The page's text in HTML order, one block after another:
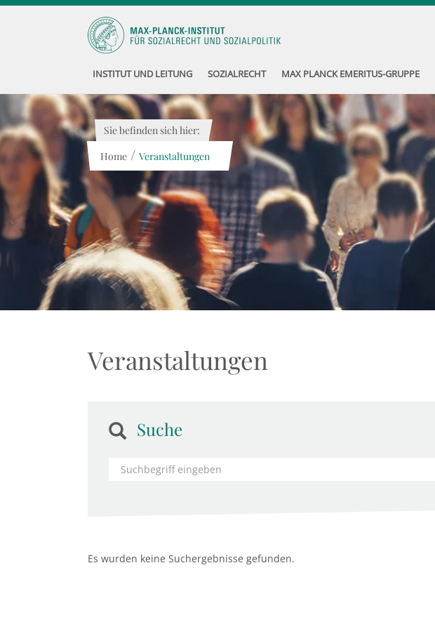
INSTITUT UND LEITUNG SOZIALRECHT MAX PLANCK EMERITUS-GRUPPE
Sie befinden sich hier:
Home / Veranstaltungen
Veranstaltungen
Suche
Es wurden keine Suchergebnisse gefunden.